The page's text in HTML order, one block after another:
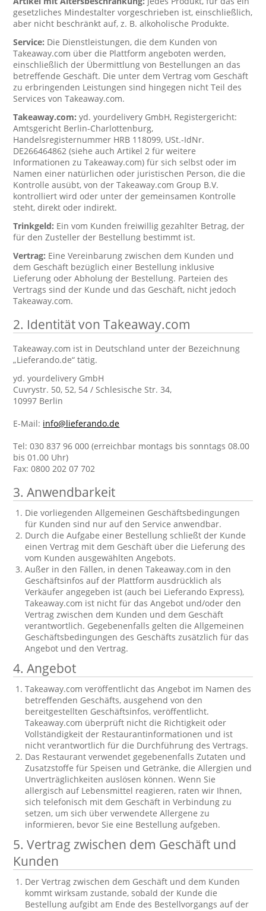
gesetzliches Mindestalter vorgeschrieben ist, einschließlich,
aber nicht beschränkt auf, z. B. alkoholische Produkte.
Service: Die Dienstleistungen, die dem Kunden von
Takeaway.com über die Plattform angeboten werden,
einschließlich der Übermittlung von Bestellungen an das
betreffende Geschäft. Die unter dem Vertrag vom Geschäft
zu erbringenden Leistungen sind hingegen nicht Teil des
Services von Takeaway.com.
Takeaway.com:yd. yourdelivery GmbH, Registergericht:
Amtsgericht Berlin-Charlottenburg,
Handelsregisternummer HRB 118099, USt.-IdNr.
DE266464862 (siehe auch Artikel 2 für weitere
Informationen zu Takeaway.com) für sich selbst oder im
Namen einer natürlichen oder juristischen Person, die die
Kontrolle ausübt, von der Takeaway.com Group B.V.
kontrolliert wird oder unter der gemeinsamen Kontrolle
steht, direkt oder indirekt.
Trinkgeld: Ein vom Kunden freiwillig gezahlter Betrag, der
für den Zusteller der Bestellung bestimmt ist.
Vertrag: Eine Vereinbarung zwischen dem Kunden und
dem Geschäft bezüglich einer Bestellung inklusive
Lieferung oder Abholung der Bestellung. Parteien des
Vertrags sind der Kunde und das Geschäft, nicht jedoch
Takeaway.com.
2. Identität von Takeaway.com
Takeaway.com ist in Deutschland unter der Bezeichnung
„Lieferando.de“ tätig.
yd. yourdelivery GmbH
Cuvrystr. 50, 52, 54 / Schlesische Str. 34,
10997 Berlin
E-Mail: info@lieferando.de
Tel: 030 837 96 000 (erreichbar montags bis sonntags 08.00
bis 01.00 Uhr)
Fax: 0800 202 07 702
3. Anwendbarkeit
Die vorliegenden Allgemeinen Geschäftsbedingungen
für Kunden sind nur auf den Service anwendbar.
Durch die Aufgabe einer Bestellung schließt der Kunde
einen Vertrag mit dem Geschäft über die Lieferung des
vom Kunden ausgewählten Angebots.
Außer in den Fällen, in denen Takeaway.com in den
Geschäftsinfos auf der Plattform ausdrücklich als
Verkäufer angegeben ist (auch bei Lieferando Express),
Takeaway.com ist nicht für das Angebot und/oder den
Vertrag zwischen dem Kunden und dem Geschäft
verantwortlich. Gegebenenfalls gelten die Allgemeinen
Geschäftsbedingungen des Geschäfts zusätzlich für das
Angebot und den Vertrag.
4. Angebot
Takeaway.com veröffentlicht das Angebot im Namen des
betreffenden Geschäfts, ausgehend von den
bereitgestellten Geschäftsinfos, veröffentlicht.
Takeaway.com überprüft nicht die Richtigkeit oder
Vollständigkeit der Restaurantinformationen und ist
nicht verantwortlich für die Durchführung des Vertrags.
Das Restaurant verwendet gegebenenfalls Zutaten und
Zusatzstoffe für Speisen und Getränke, die Allergien und
Unverträglichkeiten auslösen können. Wenn Sie
allergisch auf Lebensmittel reagieren, raten wir Ihnen,
sich telefonisch mit dem Geschäft in Verbindung zu
setzen, um sich über verwendete Allergene zu
informieren, bevor Sie eine Bestellung aufgeben.
5. Vertrag zwischen dem Geschäft und
Kunden
Der Vertrag zwischen dem Geschäft und dem Kunden
kommt wirksam zustande, sobald der Kunde die
Bestellung aufgibt am Ende des Bestellvorgangs auf der